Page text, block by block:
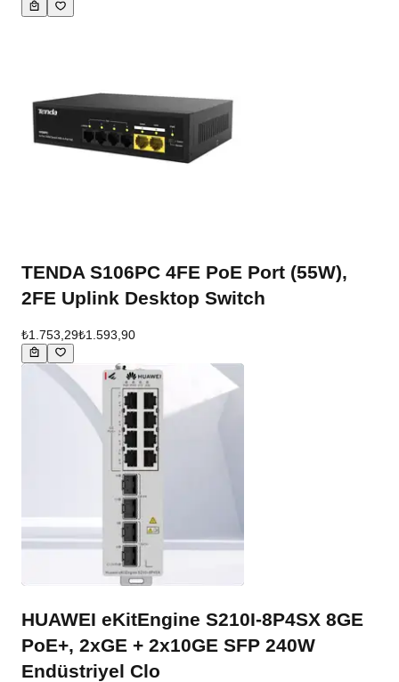
TENDA S106PC 4FE PoE Port (55W),
2FE Uplink Desktop Switch
₺1.753,29₺1.593,90
HUAWEI eKitEngine S210I-8P4SX 8GE
PoE+, 2xGE + 2x10GE SFP 240W
Endüstriyel Clo